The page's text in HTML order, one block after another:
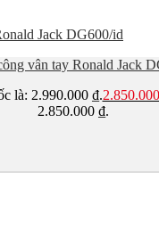
vân tay Ronald Jack
là: 2.990.000 ₫.2.850.000
2.850.000 ₫.